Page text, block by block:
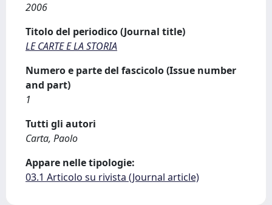
2006
Titolo del periodico (Journal title)
LE CARTE E LA STORIA
Numero e parte del fascicolo (Issue number
and part)
1
Tutti gli autori
Carta, Paolo
Appare nelle tipologie:
03.1 Articolo su rivista (Journal article)